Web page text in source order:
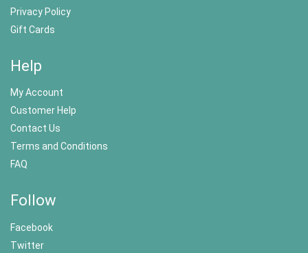
Privacy Policy
Gift Cards
Help
My Account
Customer Help
Contact Us
Terms and Conditions
FAQ
Follow
Facebook
Twitter